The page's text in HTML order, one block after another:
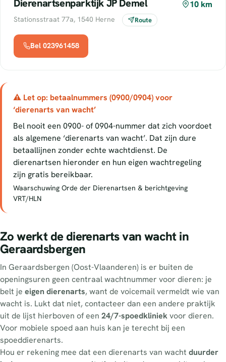
Dierenartsenparktijk JP Demel 10 km
Stationsstraat 77a, 1540 Herne Route
Bel 023961458
⚠ Let op: betaalnummers (0900/0904) voor
‘dierenarts van wacht’
Bel nooit een 0900- of 0904-nummer dat zich voordoet
als algemene ‘dierenarts van wacht’. Dat zijn dure
betaallijnen zonder echte wachtdienst. De
dierenartsen hieronder en hun eigen wachtregeling
zijn gratis bereikbaar.
Waarschuwing Orde der Dierenartsen & berichtgeving
VRT/HLN
Zo werkt de dierenarts van wacht in
Geraardsbergen
In Geraardsbergen (Oost-Vlaanderen) is er buiten de
openingsuren geen centraal wachtnummer voor dieren: je
belt je eigen dierenarts, want de voicemail vermeldt wie van
wacht is. Lukt dat niet, contacteer dan een andere praktijk
uit de lijst hierboven of een 24/7-spoedkliniekvoor dieren.
Voor mobiele spoed aan huis kan je terecht bij een
spoeddierenarts.
Hou er rekening mee dat een dierenarts van wacht duurder